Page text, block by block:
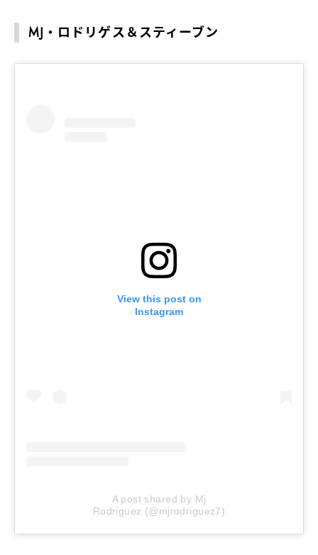
MJ・ロドリゲス＆スティーブン
View this post on
Instagram
A post shared by Mj
Rodriguez (@mjrodriguez7)